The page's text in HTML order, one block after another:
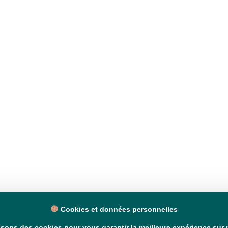
Cookies et données personnelles